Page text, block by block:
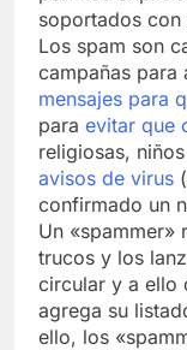
soportados
Los spam son
campañas para
mensajes para
para evitar que
religiosas,
avisos de virus
confirmado un
Un «spammer»
trucos y los
circular y a ello
agrega su
ello, los